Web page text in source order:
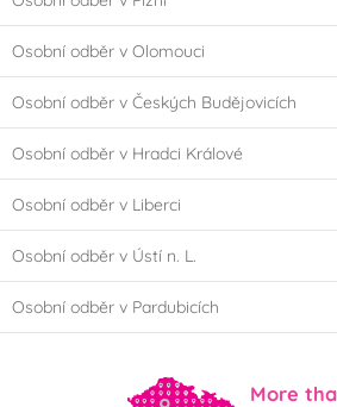
Osobní odběr v Olomouci
Osobní odběr v Českých Budějovicích
Osobní odběr v Hradci Králové
Osobní odběr v Liberci
Osobní odběr v Ústí n. L.
Osobní odběr v Pardubicích
More